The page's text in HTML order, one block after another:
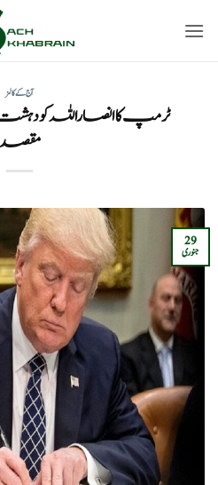
آج کے کالمز
ٹرمپ کا انصاراللہ کو دہشت
مقصد
29
جنوری